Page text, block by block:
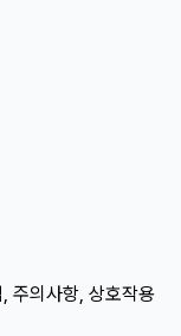
주의사항, 상호작용